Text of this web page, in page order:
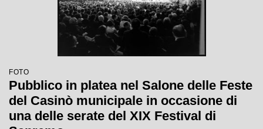
FOTO
Pubblico in platea nel Salone delle Feste
del Casinò municipale in occasione di
una delle serate del XIX Festival di